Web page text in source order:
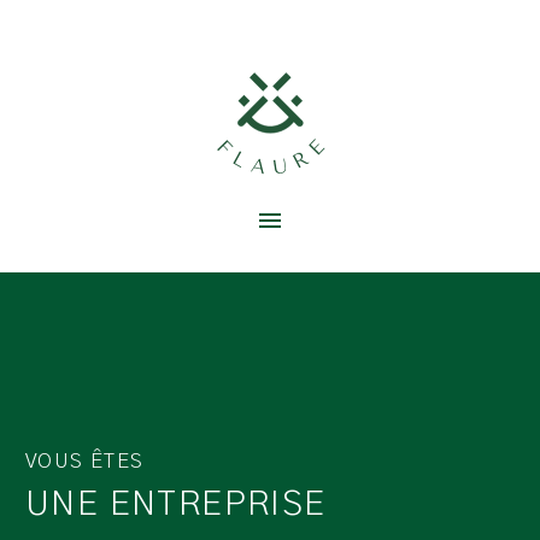
VOUS ÊTES
UNE ENTREPRISE